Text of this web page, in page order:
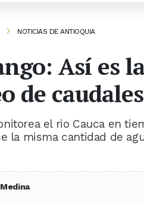
NOTICIAS DE ANTIOQUIA
Así es
de
el rio Cauca en
la misma cantidad de